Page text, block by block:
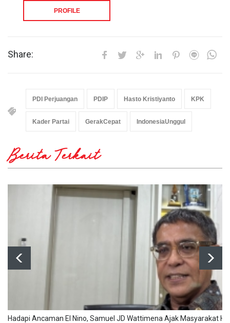
PROFILE
Share:
PDI Perjuangan PDIP Hasto Kristiyanto KPK
Kader Partai GerakCepat IndonesiaUnggul
Berita Terkait
Hadapi Ancaman El Nino, Samuel JD Wattimena Ajak Masyarakat